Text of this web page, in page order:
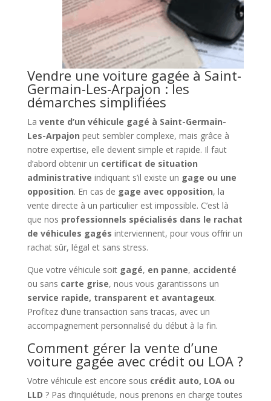
Vendre une voiture gagée à Saint-
Germain-Les-Arpajon : les
démarches simplifiées
La vente d’un véhicule gagé à Saint-Germain-
Les-Arpajon peut sembler complexe, mais grâce à
notre expertise, elle devient simple et rapide. Il faut
d’abord obtenir un certificat de situation
administrative indiquant s’il existe un gage ou une
opposition. En cas de gage avec opposition, la
vente directe à un particulier est impossible. C’est là
que nos professionnels spécialisés dans le rachat
de véhicules gagés interviennent, pour vous offrir un
rachat sûr, légal et sans stress.
Que votre véhicule soit gagé, en panne, accidenté
ou sans carte grise, nous vous garantissons un
service rapide, transparent et avantageux.
Profitez d’une transaction sans tracas, avec un
accompagnement personnalisé du début à la fin.
Comment gérer la vente d’une
voiture gagée avec crédit ou LOA ?
Votre véhicule est encore sous crédit auto, LOA ou
LLD ? Pas d’inquiétude, nous prenons en charge toutes